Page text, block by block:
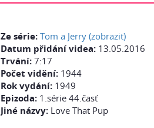
Ze série: Tom a Jerry (zobrazit)
Datum přidání videa: 13.05.2016
Trvání: 7:17
Počet vidění: 1944
Rok vydání: 1949
Epizoda: 1.série 44.časť
Jiné názvy: Love That Pup